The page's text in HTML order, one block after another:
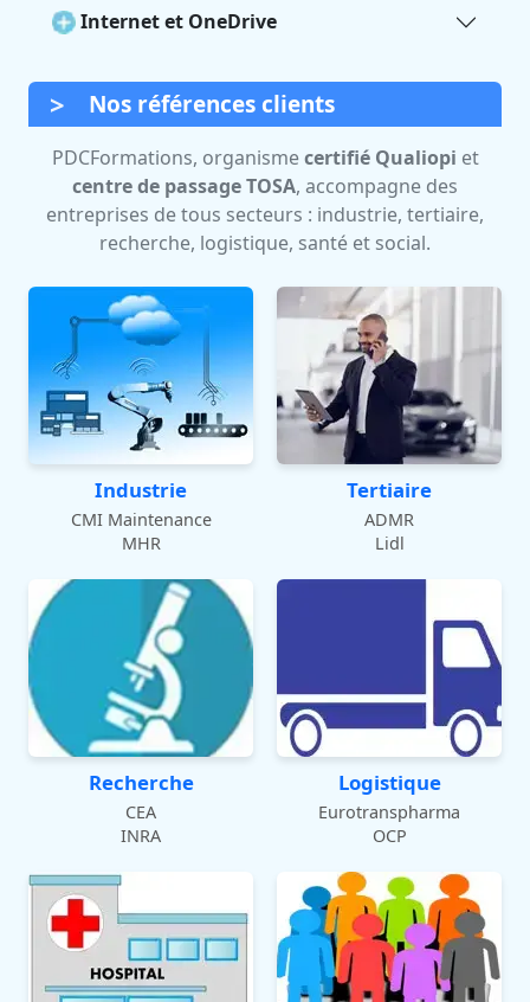
Internet et OneDrive
Nos références clients
PDCFormations, organismecertifié Qualiopi et
centre de passage TOSA, accompagne des
entreprises de tous secteurs : industrie, tertiaire,
recherche, logistique, santé et social.
Industrie
CMI Maintenance
MHR
Tertiaire
ADMR
Lidl
Recherche
CEA
INRA
Logistique
Eurotranspharma
OCP